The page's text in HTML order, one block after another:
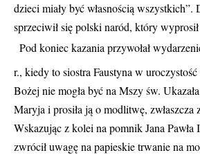
dzieci miały być własnością wszystkich”.
sprzeciwił się polski naród, który
Pod koniec kazania przywołał
r., kiedy to siostra Faustyna w
Bożej nie mogła być na Mszy św.
Maryja i prosiła ją o modlitwę, zwłaszcza
Wskazując z kolei na pomnik Jana
zwrócił uwagę na papieskie trwanie na